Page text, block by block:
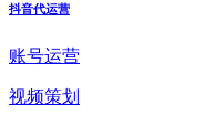
抖音代运营
账号运营
视频策划